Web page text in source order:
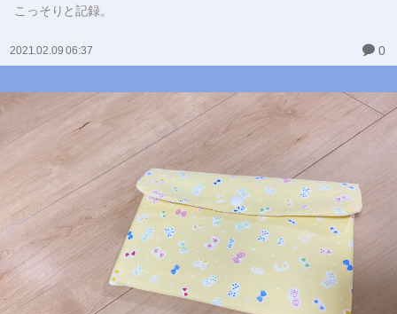
こっそりと記録。
2021.02.09 06:37 0